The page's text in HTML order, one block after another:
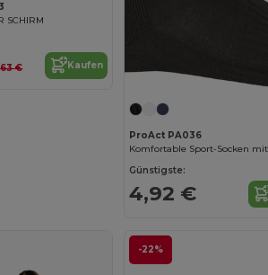
SCHIRM
€ Kaufen
ProAct PA036
Günstigste:
4,92 €
-22%